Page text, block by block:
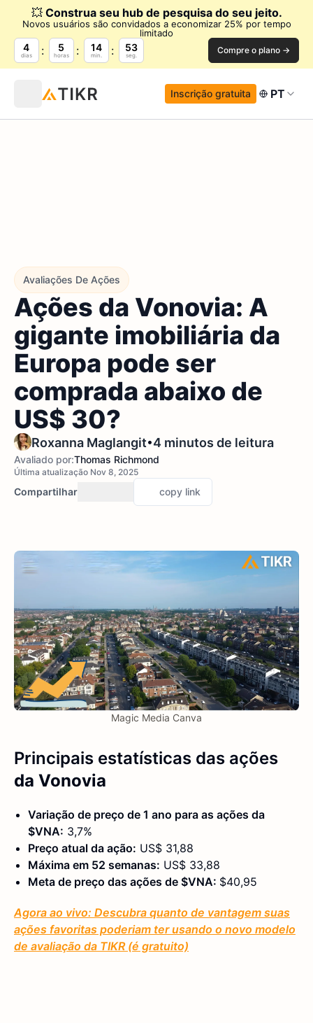
💥 Construa seu hub de pesquisa do seu jeito.
Novos usuários são convidados a economizar 25% por tempo
limitado
4
dias
5
horas
14
min.
52
seg. Compre o plano →
Inscrição gratuita PT
Avaliações De Ações
Ações da Vonovia: A
gigante imobiliária da
Europa pode ser
comprada abaixo de
US$ 30?
Roxanna Maglangit•4 minutos de leitura
Avaliado por:Thomas Richmond
Última atualização Nov 8, 2025
Compartilhar copy link
Magic Media Canva
Principais estatísticas das ações
da Vonovia
Variação de preço de 1 ano para as ações da
$VNA: 3,7%
Preço atual da ação: US$ 31,88
Máxima em 52 semanas: US$ 33,88
Meta de preço das ações de $VNA: $40,95
Agora ao vivo: Descubra quanto de vantagem suas
ações favoritas poderiam ter usando o novo modelo
de avaliação da TIKR (é gratuito)